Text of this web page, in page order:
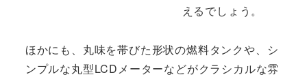
えるでしょう。
ほかにも、丸味を帯びた形状の燃料タンクや、シ
ンプルな丸型LCDメーターなどがクラシカルな雰